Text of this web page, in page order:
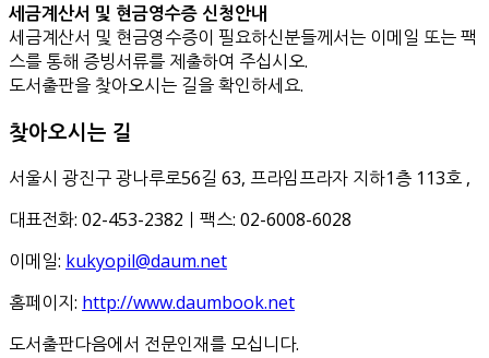
세금계산서 및 현금영수증 신청안내
세금계산서 및 현금영수증이 필요하신분들께서는 이메일 또는 팩
스를 통해 증빙서류를 제출하여 주십시오.
도서출판을 찾아오시는 길을 확인하세요.
찾아오시는 길
서울시 광진구 광나루로56길 63, 프라임프라자 지하1층 113호 ,
대표전화: 02-453-2382ㅣ팩스: 02-6008-6028
이메일: kukyopil@daum.net
홈페이지: http://www.daumbook.net
도서출판다음에서 전문인재를 모십니다.